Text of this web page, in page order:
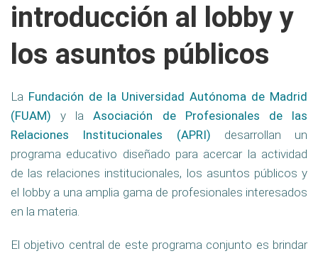
introducción al lobby y
los asuntos públicos
La Fundación de la Universidad Autónoma de Madrid
(FUAM) y laAsociación de Profesionales de las
Relaciones Institucionales (APRI) desarrollan un
programa educativo diseñado para acercar la actividad
de las relaciones institucionales, los asuntos públicos y
el lobby a una amplia gama de profesionales interesados
en la materia.
El objetivo central de este programa conjunto es brindar